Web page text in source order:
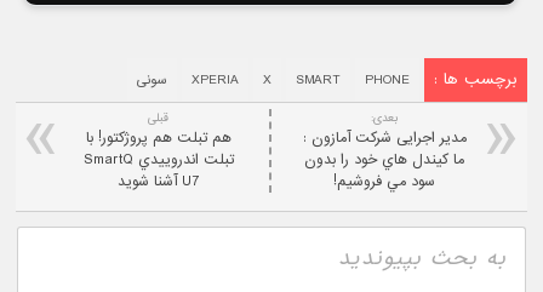
برچسب ها : PHONE
SMART
X
XPERIA سونی
قبلی
هم تبلت هم پروژکتور! با
تبلت اندروييدي SmartQ
U7 آشنا شويد
بعدی:
مدیر اجرایی شرکت آمازون :
ما کيندل هاي خود را بدون
سود مي فروشيم!